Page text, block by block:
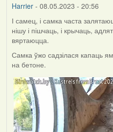
Harrier- 08.05.2023 - 20:56
І самец, і самка часта
нішу і пішчаць, і крычаць,
вяртаюцца.
Самка ўжо садзілася капаць
на бетоне.